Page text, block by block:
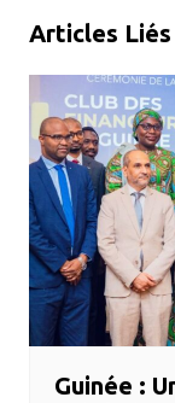
l’article
Articles Liés
Guinée :